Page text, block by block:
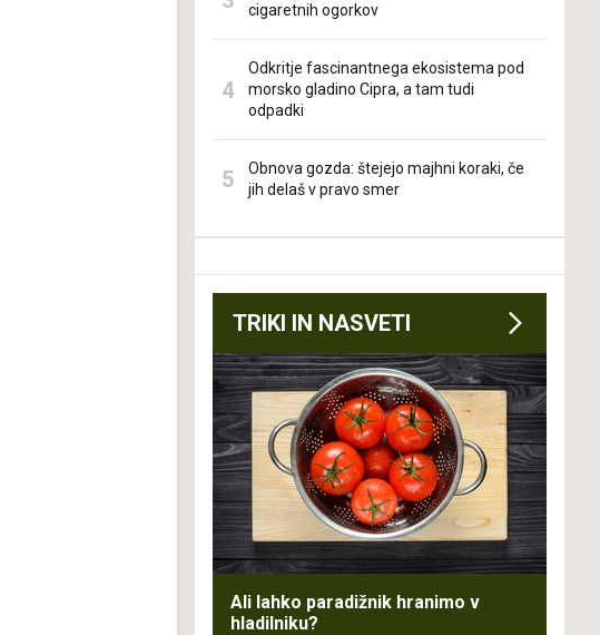
cigaretnih ogorkov
Odkritje fascinantnega ekosistema pod
morsko gladino Cipra, a tam tudi
odpadki
Obnova gozda: štejejo majhni koraki, če
jih delaš v pravo smer
TRIKI IN NASVETI
Ali lahko paradižnik hranimo v
hladilniku?